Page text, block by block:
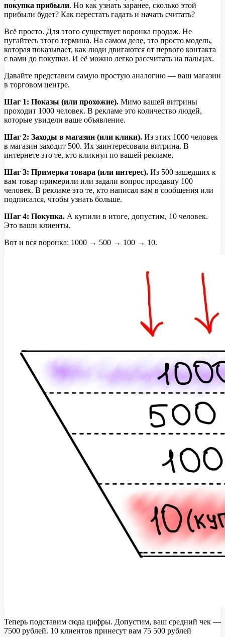
покупка прибыли. Но как узнать заранее, сколько этой
прибыли будет? Как перестать гадать и начать считать?
Всё просто. Для этого существует воронка продаж. Не
пугайтесь этого термина. На самом деле, это просто модель,
которая показывает, как люди двигаются от первого контакта
с вами до покупки. И её можно легко рассчитать на пальцах.
Давайте представим самую простую аналогию — ваш магазин
в торговом центре.
Шаг 1: Показы (или прохожие). Мимо вашей витрины
проходит 1000 человек. В рекламе это количество людей,
которые увидели ваше объявление.
Шаг 2: Заходы в магазин (или клики). Из этих 1000 человек
в магазин заходит 500. Их заинтересовала витрина. В
интернете это те, кто кликнул по вашей рекламе.
Шаг 3: Примерка товара (или интерес). Из 500 зашедших к
вам товар примерили или задали вопрос продавцу 100
человек. В рекламе это те, кто написал вам в сообщения или
подписался, чтобы узнать больше.
Шаг 4: Покупка. А купили в итоге, допустим, 10 человек.
Это ваши клиенты.
Вот и вся воронка: 1000 → 500 → 100 → 10.
Теперь подставим сюда цифры. Допустим, ваш средний чек —
7500 рублей. 10 клиентов принесут вам 75 500 рублей